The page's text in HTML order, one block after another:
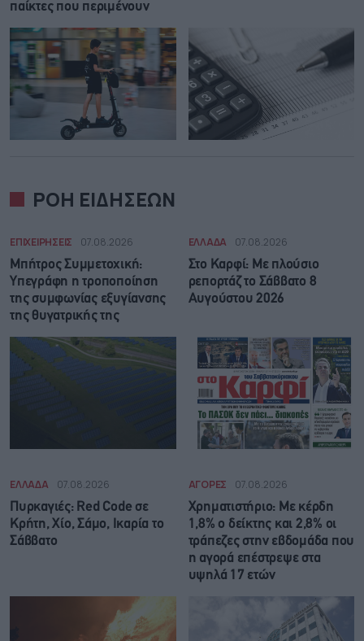
παίκτες που περιμένουν
ΡΟΗ ΕΙΔΗΣΕΩΝ
ΕΠΙΧΕΙΡΗΣΕΙΣ 07.08.2026
Μπήτρος Συμμετοχική:
Υπεγράφη η τροποποίηση
της συμφωνίας εξυγίανσης
της θυγατρικής της
ΕΛΛΑΔΑ 07.08.2026
Στο Καρφί: Με πλούσιο
ρεπορτάζ το Σάββατο 8
Αυγούστου 2026
ΕΛΛΑΔΑ 07.08.2026
Πυρκαγιές: Red Code σε
Κρήτη, Χίο, Σάμο, Ικαρία το
Σάββατο
ΑΓΟΡΕΣ 07.08.2026
Χρηματιστήριο: Με κέρδη
1,8% ο δείκτης και 2,8% οι
τράπεζες στην εβδομάδα που
η αγορά επέστρεψε στα
υψηλά 17 ετών